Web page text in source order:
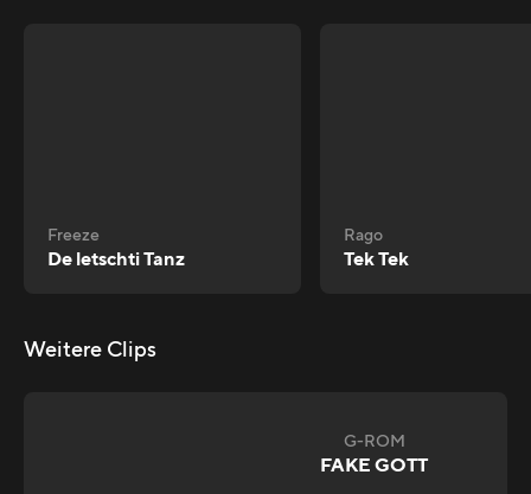
Freeze
De letschti Tanz
Rago
Tek Tek
Weitere Clips
G-ROM
FAKE GOTT